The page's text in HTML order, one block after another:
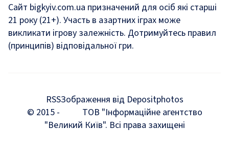
Комуналка
Хроніки війни
Мегаполіс
Київщина
Сайт bigkyiv.com.ua призначений для осіб які старші
21 року (21+). Участь в азартних іграх може
викликати ігрову залежність. Дотримуйтесь правил
(принципів) відповідальної гри.
RSSЗображення від Depositphotos
© 2015 -
ТОВ "Інформаційне агентство
"Великий Київ". Всі права захищені